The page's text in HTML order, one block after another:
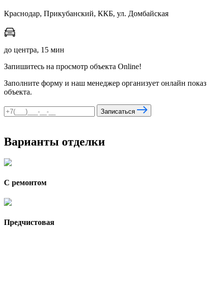
Краснодар, Прикубанский, ККБ, ул. Домбайская
до центра, 15 мин
Запишитесь на просмотр объекта Online!
Заполните форму и наш менеджер организует онлайн показ
объекта.
Записаться
Варианты отделки
С ремонтом
Предчистовая